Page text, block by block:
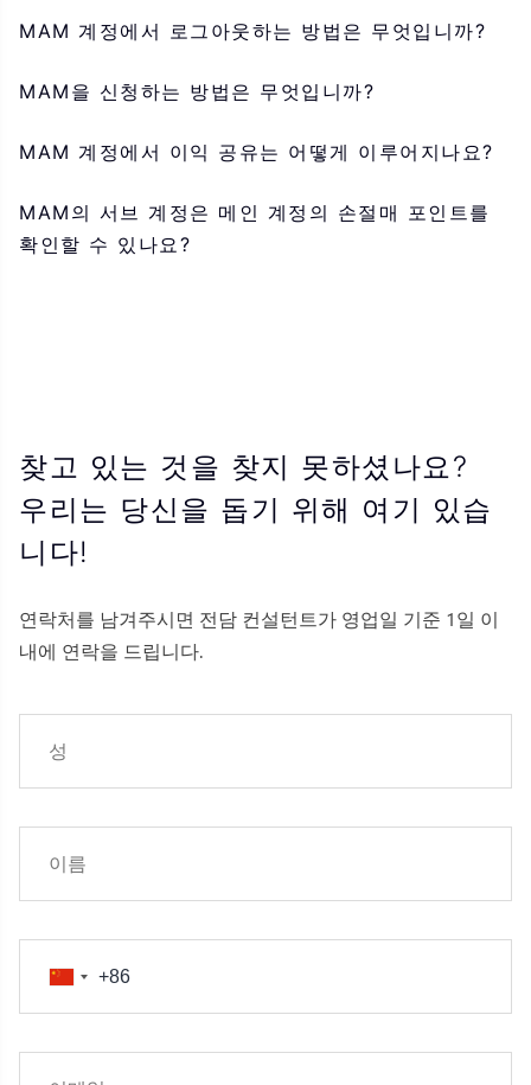
MAM 계정에서 로그아웃하는 방법은 무엇입니까?
MAM을 신청하는 방법은 무엇입니까?
MAM 계정에서 이익 공유는 어떻게 이루어지나요?
MAM의 서브 계정은 메인 계정의 손절매 포인트를
확인할 수 있나요?
찾고 있는 것을 찾지 못하셨나요?
우리는 당신을 돕기 위해 여기 있습
니다!
연락처를 남겨주시면 전담 컨설턴트가 영업일 기준 1일 이
내에 연락을 드립니다.